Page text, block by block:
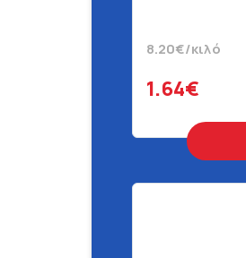
8.20€/κιλό
1.64€